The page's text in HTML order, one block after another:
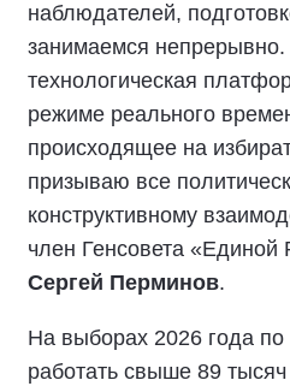
наблюдателей,
занимаемся непрерывно.
технологическая
режиме реального
происходящее на
призываю все
конструктивному
член Генсовета «Единой
Сергей Перминов.
На выборах 2026 года по
работать свыше 89 тысяч